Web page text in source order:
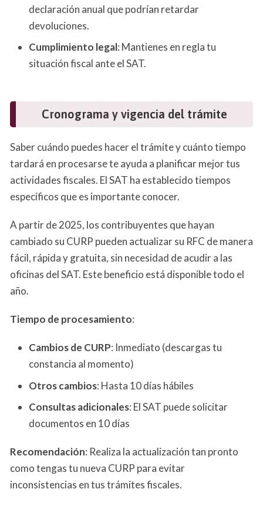
declaración anual que podrían retardar
devoluciones.
Cumplimiento legal: Mantienes en regla tu
situación fiscal ante el SAT.
Cronograma y vigencia del trámite
Saber cuándo puedes hacer el trámite y cuánto tiempo
tardará en procesarse te ayuda a planificar mejor tus
actividades fiscales. El SAT ha establecido tiempos
específicos que es importante conocer.
A partir de 2025, los contribuyentes que hayan
cambiado su CURP pueden actualizar su RFC de manera
fácil, rápida y gratuita, sin necesidad de acudir a las
oficinas del SAT. Este beneficio está disponible todo el
año.
Tiempo de procesamiento:
Cambios de CURP: Inmediato (descargas tu
constancia al momento)
Otros cambios: Hasta 10 días hábiles
Consultas adicionales: El SAT puede solicitar
documentos en 10 días
Recomendación: Realiza la actualización tan pronto
como tengas tu nueva CURP para evitar
inconsistencias en tus trámites fiscales.